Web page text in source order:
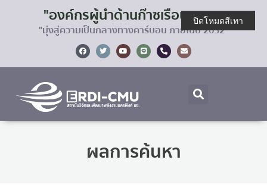
"องค์กรผู้นำด้านก๊าซเรือนกระจก
"มุ่งสู่ความเป็นกลางทางคาร์บอน ภายในปี 2032"
ผลการค้นหา
ปิดโหมดสีเทา